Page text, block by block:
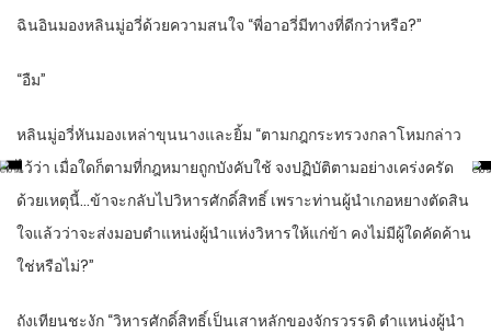
ฉินอินมองหลินมู่อวี่ด้วยความสนใจ “พี่อาอวี่มีทางที่ดีกว่าหรือ?”
“อืม”
หลินมู่อวี่หันมองเหล่าขุนนางและยิ้ม “ตามกฎกระทรวงกลาโหมกล่าว
ไว้ว่า เมื่อใดก็ตามที่กฎหมายถูกบังคับใช้ จงปฏิบัติตามอย่างเคร่งครัด
ด้วยเหตุนี้…ข้าจะกลับไปวิหารศักดิ์สิทธิ์ เพราะท่านผู้นำเกอหยางตัดสิน
ใจแล้วว่าจะส่งมอบตำแหน่งผู้นำแห่งวิหารให้แก่ข้า คงไม่มีผู้ใดคัดค้าน
ใช่หรือไม่?”
ถังเทียนชะงัก “วิหารศักดิ์สิทธิ์เป็นเสาหลักของจักรวรรดิ ตำแหน่งผู้นำ